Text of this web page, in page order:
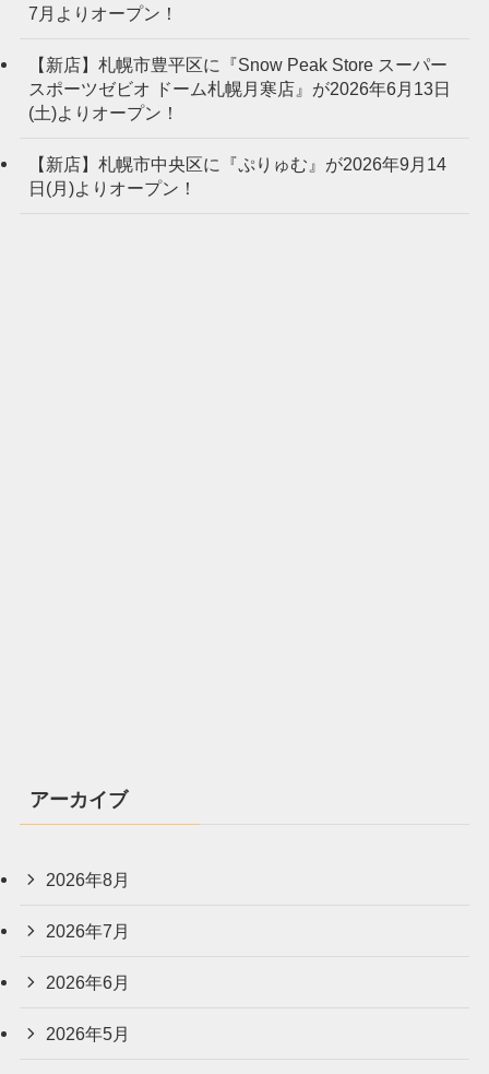
7月よりオープン！
【新店】札幌市豊平区に『Snow Peak Store スーパー
スポーツゼビオ ドーム札幌月寒店』が2026年6月13日
(土)よりオープン！
【新店】札幌市中央区に『ぷりゅむ』が2026年9月14
日(月)よりオープン！
アーカイブ
2026年8月
2026年7月
2026年6月
2026年5月